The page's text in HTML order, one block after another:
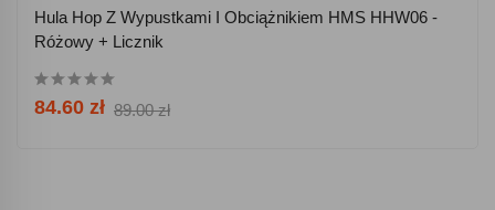
Hula Hop Z Wypustkami I Obciążnikiem HMS HHW06 -
Różowy + Licznik
84.60 zł 89.00 zł